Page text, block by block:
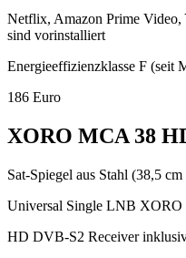
Netflix, Amazon Prime Video,
sind vorinstalliert
Energieeffizienzklasse F (seit
186 Euro
XORO MCA 38
Sat-Spiegel aus Stahl (38,5
Universal Single LNB XORO
HD DVB-S2 Receiver